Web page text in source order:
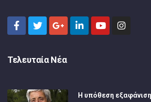
Τελευταία Νέα
Η υπόθεση